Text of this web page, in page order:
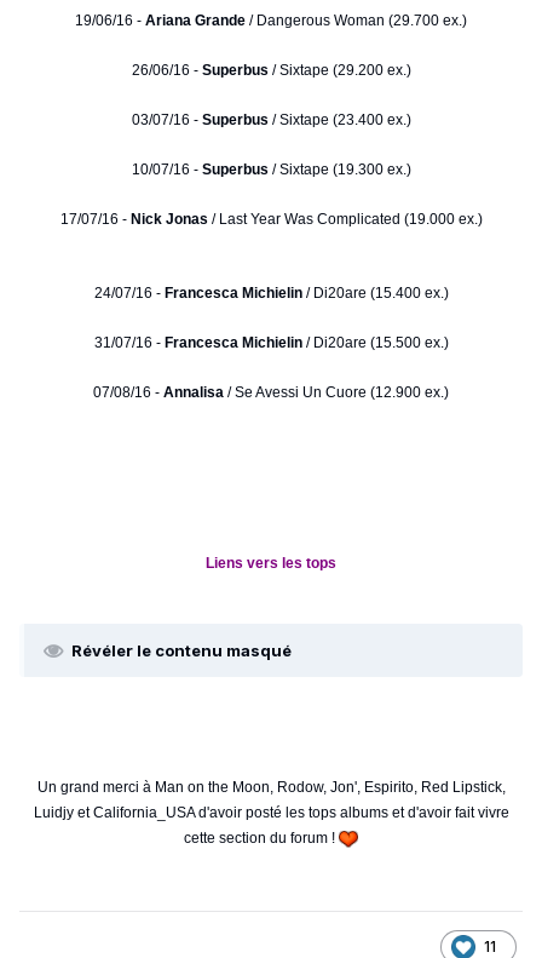
19/06/16 - Ariana Grande / Dangerous Woman (29.700 ex.)
26/06/16 - Superbus / Sixtape (29.200 ex.)
03/07/16 - Superbus / Sixtape (23.400 ex.)
10/07/16 - Superbus / Sixtape (19.300 ex.)
17/07/16 - Nick Jonas / Last Year Was Complicated (19.000 ex.)
24/07/16 - Francesca Michielin/ Di20are (15.400 ex.)
31/07/16 - Francesca Michielin/ Di20are (15.500 ex.)
07/08/16 - Annalisa / Se Avessi Un Cuore (12.900 ex.)
Liens vers les tops
Révéler le contenu masqué
Un grand merci à Man on the Moon, Rodow, Jon', Espirito, Red Lipstick,
Luidjy et California_USA d'avoir posté les tops albums et d'avoir fait vivre
cette section du forum !
11